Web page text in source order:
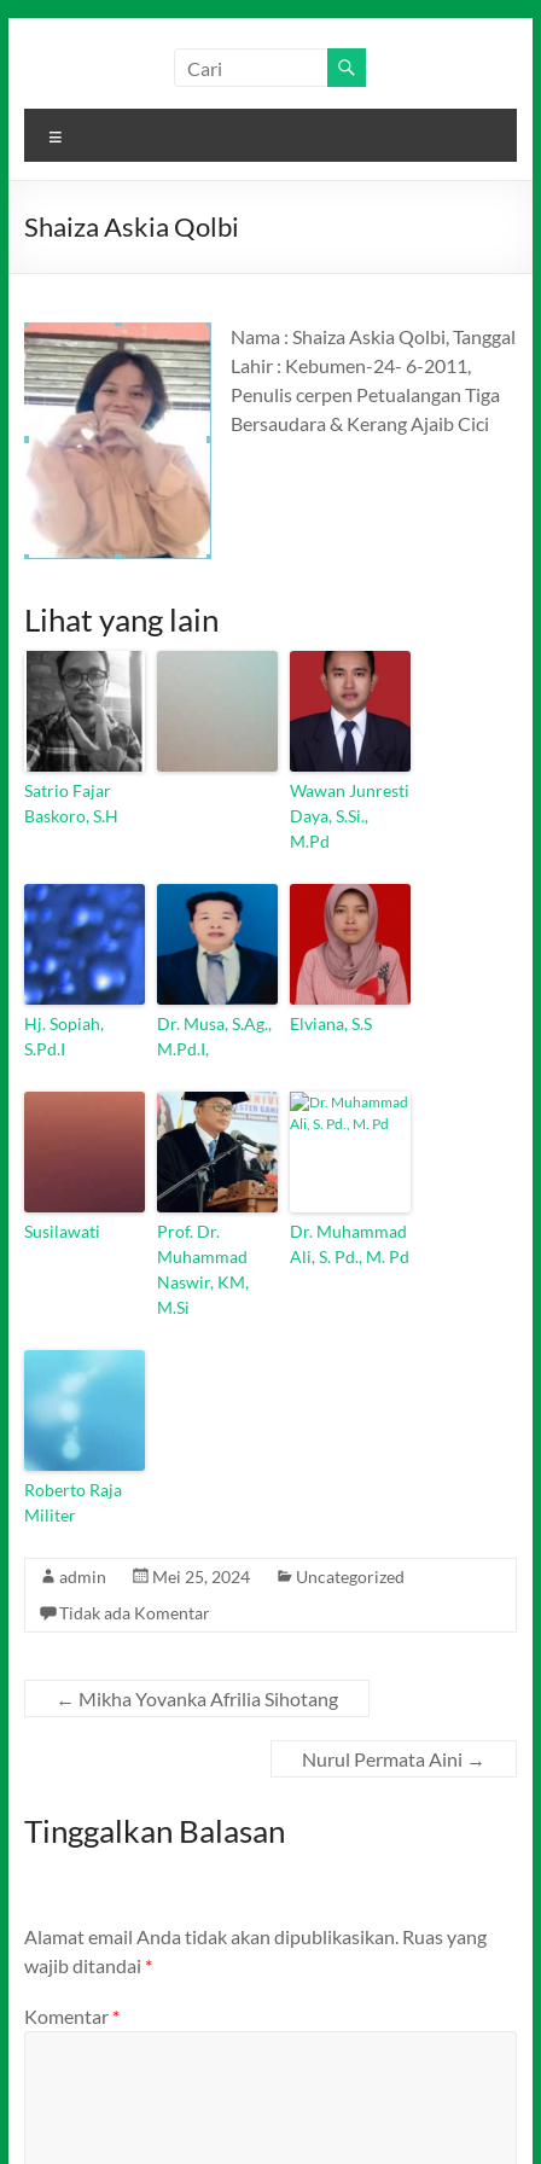
Media
Indonesia
Indonesia
Shaiza Askia Qolbi
Nama : Shaiza Askia Qolbi, Tanggal
Lahir : Kebumen-24- 6-2011,
Penulis cerpen Petualangan Tiga
Bersaudara & Kerang Ajaib Cici
Lihat yang lain
Satrio Fajar
Baskoro, S.H
Wawan Junresti
Daya, S.Si.,
M.Pd
Hj. Sopiah,
S.Pd.I
Dr. Musa, S.Ag.,
M.Pd.I,
Elviana, S.S
Susilawati
Prof. Dr.
Muhammad
Naswir, KM,
M.Si
Dr. Muhammad
Ali, S. Pd., M. Pd
Roberto Raja
Militer
admin Mei 25, 2024
Uncategorized
Tidak ada Komentar
← Mikha Yovanka Afrilia Sihotang
Nurul Permata Aini →
Tinggalkan Balasan
Alamat email Anda tidak akan dipublikasikan. Ruas yang
wajib ditandai *
Komentar *